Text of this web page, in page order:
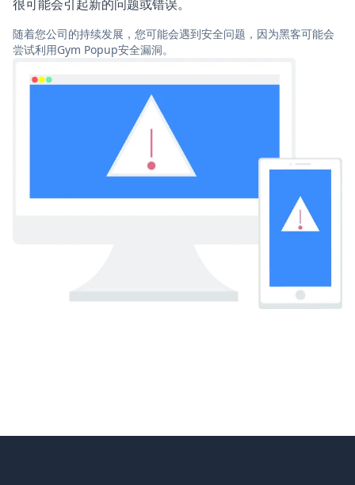
很可能会引起新的问题或错误。
随着您公司的持续发展，您可能会遇到安全问题，因为黑客可能会
尝试利用Gym Popup安全漏洞。